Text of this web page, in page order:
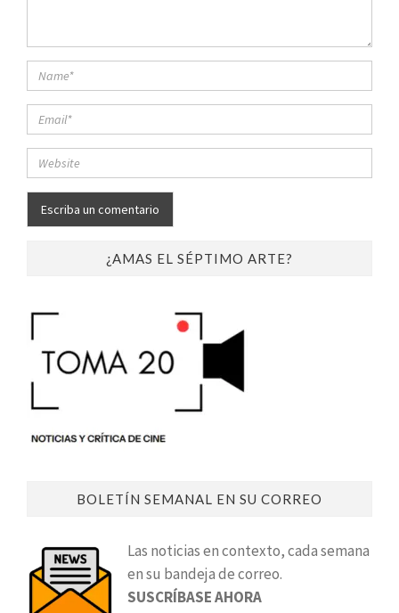
¿AMAS EL SÉPTIMO ARTE?
BOLETÍN SEMANAL EN SU CORREO
Las noticias en contexto, cada semana
en su bandeja de correo.
SUSCRÍBASE AHORA